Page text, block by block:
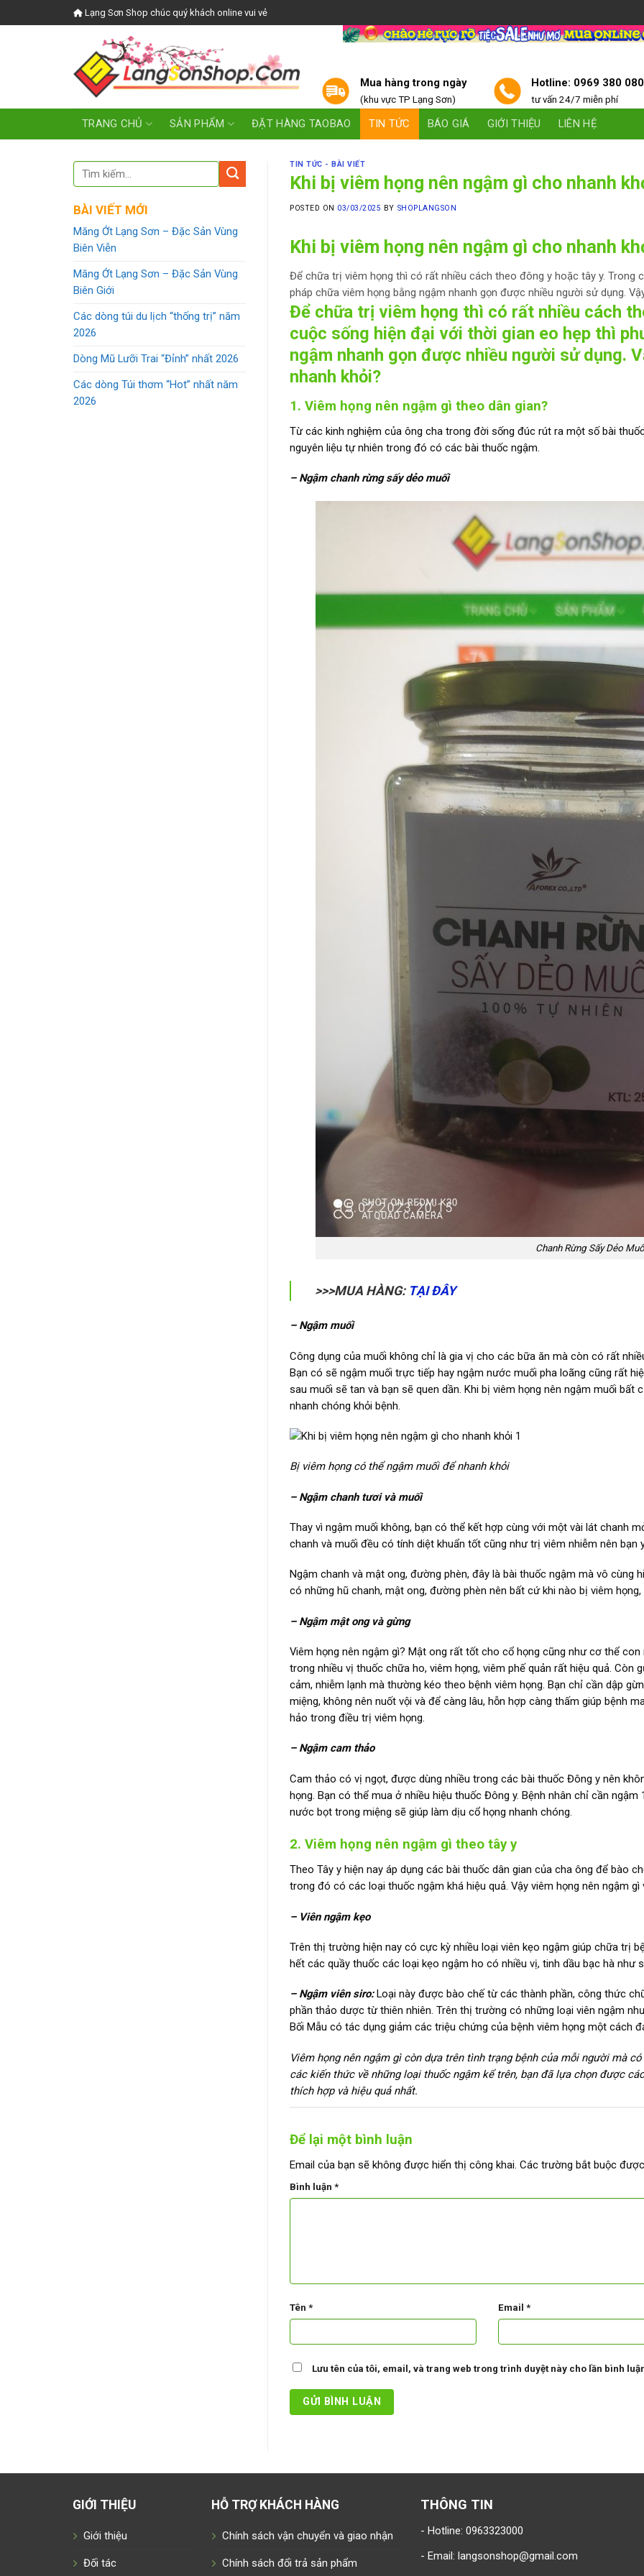
to
Lạng Sơn Shop chúc quý khách online vui vẻ
Mua hàng trong ngày
(khu vực TP Lạng Sơn)
Hotline: 0969 380 080
tư vấn 24/7 miễn phí
TRANG CHỦ SẢN PHẨM ĐẶT HÀNG TAOBAO TIN TỨC BÁO GIÁ GIỚI THIỆU LIÊN HỆ
BÀI VIẾT MỚI
Măng Ớt Lạng Sơn – Đặc Sản Vùng
Biên Viễn
Măng Ớt Lạng Sơn – Đặc Sản Vùng
Biên Giới
Các dòng túi du lịch “thống trị” năm
2026
Dòng Mũ Lưỡi Trai “Đỉnh” nhất 2026
Các dòng Túi thơm “Hot” nhất năm
2026
TIN TỨC - BÀI VIẾT
Khi bị viêm họng nên ngậm gì cho nhanh
POSTED ON 03/03/2025 BY SHOPLANGSON
Khi bị viêm họng nên ngậm gì cho nhanh
Để chữa trị viêm họng thì có rất nhiều cách theo đông y hoặc tây y. Trong
pháp chữa viêm họng bằng ngậm nhanh gọn được nhiều người sử dụng.
Để chữa trị viêm họng thì có rất nhiều cách
cuộc sống hiện đại với thời gian eo hẹp thì
ngậm nhanh gọn được nhiều người sử dụng.
nhanh khỏi?
1. Viêm họng nên ngậm gì theo dân gian?
Từ các kinh nghiệm của ông cha trong đời sống đúc rút ra một số bài
nguyên liệu tự nhiên trong đó có các bài thuốc ngậm.
– Ngậm chanh rừng sấy dẻo muối
Chanh Rừng Sấy Dẻo
>>>MUA HÀNG: TẠI ĐÂY
– Ngậm muối
Công dụng của muối không chỉ là gia vị cho các bữa ăn mà còn có rất
Bạn có sẽ ngậm muối trực tiếp hay ngậm nước muối pha loãng cũng rất
sau muối sẽ tan và bạn sẽ quen dần. Khi bị viêm họng nên ngậm muối
nhanh chóng khỏi bệnh.
Bị viêm họng có thể ngậm muối để nhanh khỏi
– Ngậm chanh tươi và muối
Thay vì ngậm muối không, bạn có thể kết hợp cùng với một vài lát chanh
chanh và muối đều có tính diệt khuẩn tốt cũng như trị viêm nhiễm nên bạn
Ngậm chanh và mật ong, đường phèn, đây là bài thuốc ngậm mà vô cùng
có những hũ chanh, mật ong, đường phèn nên bất cứ khi nào bị viêm
– Ngậm mật ong và gừng
Viêm họng nên ngậm gì? Mật ong rất tốt cho cổ họng cũng như cơ thể
trong nhiều vị thuốc chữa ho, viêm họng, viêm phế quản rất hiệu quả.
cảm, nhiễm lạnh mà thường kéo theo bệnh viêm họng. Bạn chỉ cần dập
miệng, không nên nuốt vội và để càng lâu, hỗn hợp càng thấm giúp bệnh
hảo trong điều trị viêm họng.
– Ngậm cam thảo
Cam thảo có vị ngọt, được dùng nhiều trong các bài thuốc Đông y nên
họng. Bạn có thể mua ở nhiều hiệu thuốc Đông y. Bệnh nhân chỉ cần
nước bọt trong miệng sẽ giúp làm dịu cổ họng nhanh chóng.
2. Viêm họng nên ngậm gì theo tây y
Theo Tây y hiện nay áp dụng các bài thuốc dân gian của cha ông để bào
trong đó có các loại thuốc ngậm khá hiệu quả. Vậy viêm họng nên ngậm
– Viên ngậm kẹo
Trên thị trường hiện nay có cực kỳ nhiều loại viên kẹo ngậm giúp chữa trị
hết các quầy thuốc các loại kẹo ngậm ho có nhiều vị, tinh dầu bạc hà như
– Ngậm viên siro: Loại này được bào chế từ các thành phần, công thức
phần thảo dược từ thiên nhiên. Trên thị trường có những loại viên ngậm
Bối Mẫu có tác dụng giảm các triệu chứng của bệnh viêm họng một cách
Viêm họng nên ngậm gì còn dựa trên tình trạng bệnh của mỗi người mà
các kiến thức về những loại thuốc ngậm kể trên, bạn đã lựa chọn được
thích hợp và hiệu quả nhất.
Để lại một bình luận
Email của bạn sẽ không được hiển thị công khai. Các trường bắt buộc
Bình luận *
Tên * Email *
Lưu tên của tôi, email, và trang web trong trình duyệt này cho lần bình
GIỚI THIỆU
Giới thiệu
Đối tác
HỖ TRỢ KHÁCH HÀNG
Chính sách vận chuyển và giao nhận
Chính sách đổi trả sản phẩm
THÔNG TIN
- Hotline: 0963323000
- Email: langsonshop@gmail.com